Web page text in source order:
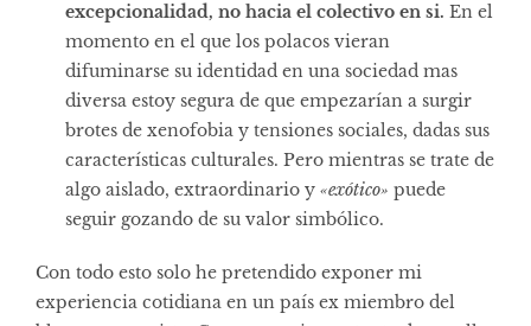
excepcionalidad, no hacia el colectivo en si. En el
momento en el que los polacos vieran
difuminarse su identidad en una sociedad mas
diversa estoy segura de que empezarían a surgir
brotes de xenofobia y tensiones sociales, dadas sus
características culturales. Pero mientras se trate de
algo aislado, extraordinario y «exótico» puede
seguir gozando de su valor simbólico.
Con todo esto solo he pretendido exponer mi
experiencia cotidiana en un país ex miembro del